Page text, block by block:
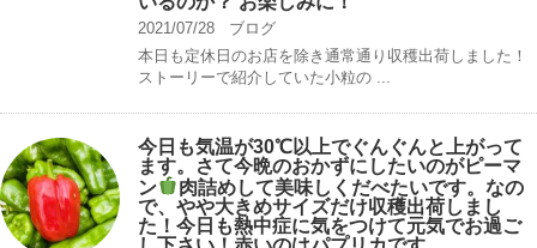
2021/07/28
ブログ
本日も定休日のお店を除き通常通り収穫出荷しました！
ストーリーで紹介していた小粒の ...
今日も気温が30℃以上でぐんぐんと上がって
ます。さて今晩のおかずにしたいのがピーマ
ン
肉詰めして美味しくだべたいです。なの
で、やや大きめサイズだけ収穫出荷しまし
た！今日も熱中症に気をつけて元気でお過ご